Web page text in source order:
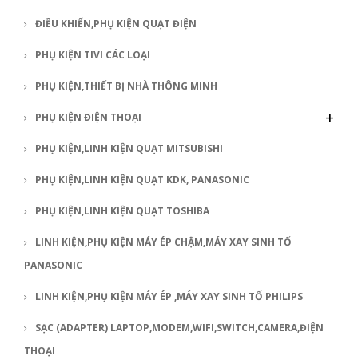
ĐIỀU KHIỂN,PHỤ KIỆN QUẠT ĐIỆN
PHỤ KIỆN TIVI CÁC LOẠI
PHỤ KIỆN,THIẾT BỊ NHÀ THÔNG MINH
PHỤ KIỆN ĐIỆN THOẠI +
PHỤ KIỆN,LINH KIỆN QUẠT MITSUBISHI
PHỤ KIỆN,LINH KIỆN QUẠT KDK, PANASONIC
PHỤ KIỆN,LINH KIỆN QUẠT TOSHIBA
LINH KIỆN,PHỤ KIỆN MÁY ÉP CHẬM,MÁY XAY SINH TỐ
PANASONIC
LINH KIỆN,PHỤ KIỆN MÁY ÉP ,MÁY XAY SINH TỐ PHILIPS
SẠC (ADAPTER) LAPTOP,MODEM,WIFI,SWITCH,CAMERA,ĐIỆN
THOẠI